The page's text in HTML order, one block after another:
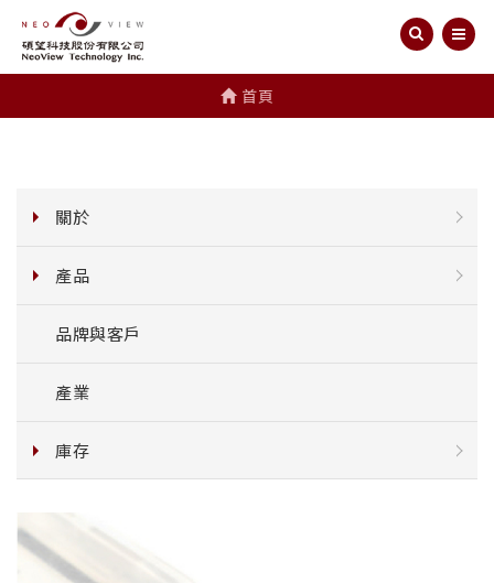
首頁
關於
產品
品牌與客戶
產業
庫存